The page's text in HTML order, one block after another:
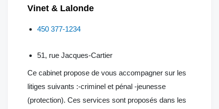
Vinet & Lalonde
450 377-1234
51, rue Jacques-Cartier
Ce cabinet propose de vous accompagner sur les
litiges suivants :-criminel et pénal -jeunesse
(protection). Ces services sont proposés dans les